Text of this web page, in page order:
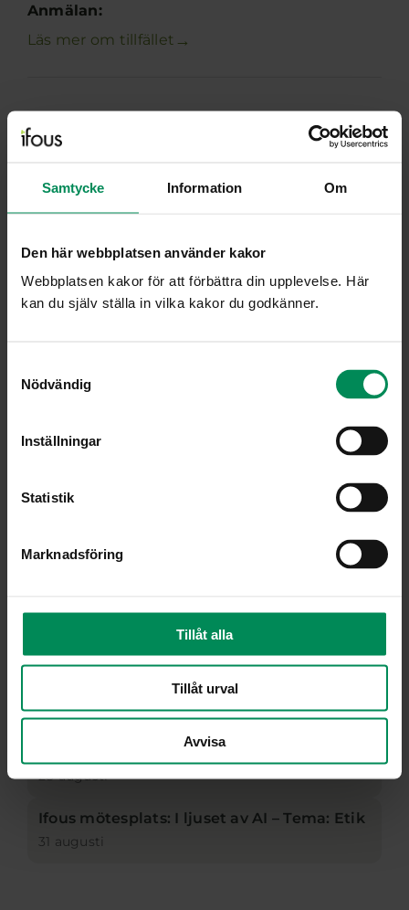
Samtycke Information Om
Den här webbplatsen använder kakor
Webbplatsen kakor för att förbättra din upplevelse. Här
kan du själv ställa in vilka kakor du godkänner.
Nödvändig
Inställningar
Statistik
Marknadsföring
Tillåt alla
Tillåt urval
Avvisa
Anmälan:
Läs mer om tillfället →
Bokmässan, scenen Förskola på
Kontaktperson
Susan Henriksson
Informationsmöte: AI litteracitet i skolan –
14 augusti
undervisningskvalitet i anpassade
ökad tillhörighet
28 augusti
Ifous mötesplats: I ljuset av AI – Tema: Etik
31 augusti